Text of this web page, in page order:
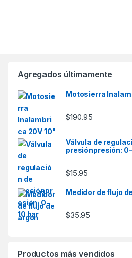
Agregados últimamente
Motosierra
$190.95
Válvula de
presiónpresión:
$15.95
Medidor de flujo
$35.95
Productos más vendidos